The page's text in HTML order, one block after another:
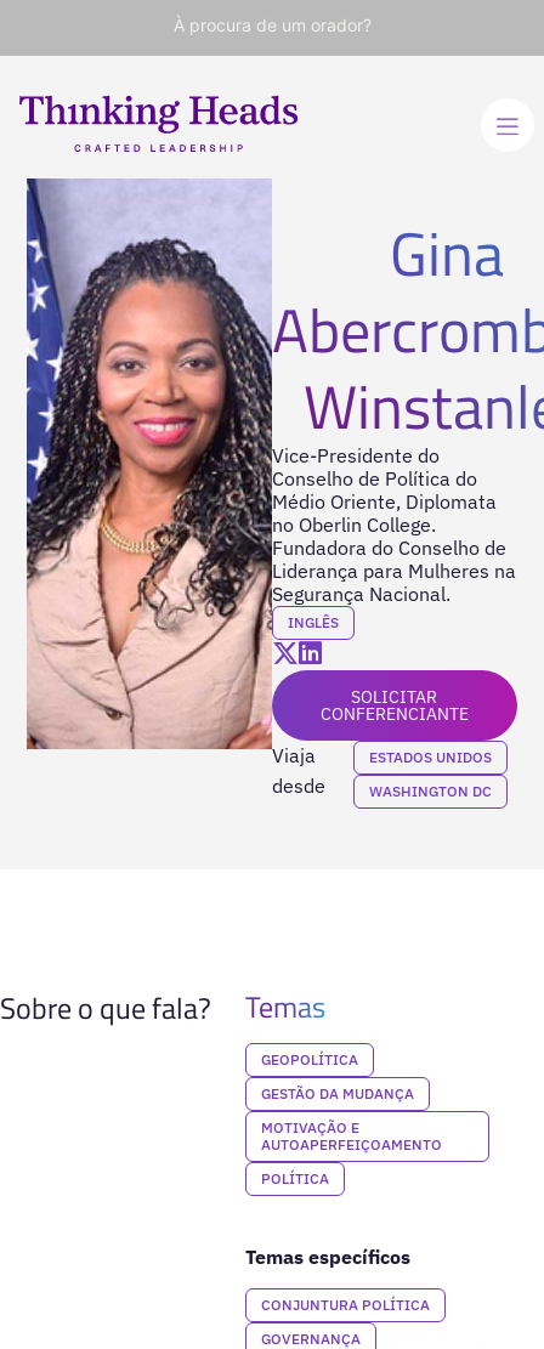
À procura de um orador?
Gina
Vice-Presidente do
Conselho de Política do
Médio Oriente, Diplomata
no Oberlin College.
Fundadora do Conselho de
Liderança para Mulheres na
Segurança Nacional.
INGLÊS
SOLICITAR
CONFERENCIANTE
Viaja
desde
ESTADOS UNIDOS
WASHINGTON DC
Sobre o que fala? Temas
GEOPOLÍTICA
GESTÃO DA MUDANÇA
MOTIVAÇÃO E
AUTOAPERFEIÇOAMENTO
POLÍTICA
Temas específicos
CONJUNTURA POLÍTICA
GOVERNANÇA